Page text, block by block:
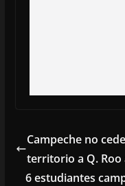
Campeche no
territorio a Q. Roo
6 estudiantes